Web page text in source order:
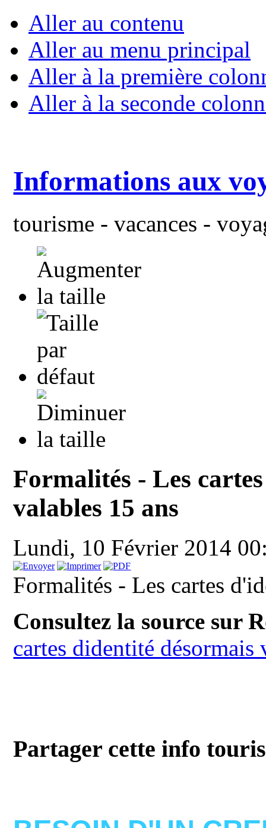
Aller au contenu
Aller au menu principal
Aller à la première
Aller à la seconde
Informations aux
tourisme - vacances -
Formalités - Les
valables 15 ans
Lundi, 10 Février 2014
Formalités - Les cartes
Consultez la source sur
cartes didentité désormais
Partager cette info